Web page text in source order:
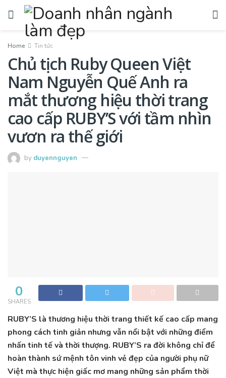
Home Tin tức
Chủ tịch Ruby Queen Việt
Nam Nguyễn Quế Anh ra
mắt thương hiệu thời trang
cao cấp RUBY’S với tầm nhìn
vươn ra thế giới
by duyennguyen
0
SHARES
RUBY’S là thương hiệu thời trang thiết kế cao cấp mang
phong cách tinh giản nhưng vẫn nổi bật với những điểm
nhấn tinh tế và thời thượng. RUBY’S ra đời không chỉ để
hoàn thành sứ mệnh tôn vinh vẻ đẹp của người phụ nữ
Việt mà thực hiện giấc mơ mang những sản phẩm thời